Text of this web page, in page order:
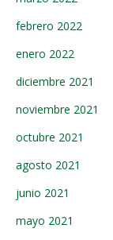
febrero 2022
enero 2022
diciembre 2021
noviembre 2021
octubre 2021
agosto 2021
junio 2021
mayo 2021